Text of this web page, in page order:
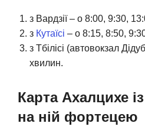
з Вардзії – о 8:00, 9:30,
з Кутаїсі – о 8:15, 8:50,
з Тбілісі (автовокзал
хвилин.
Карта Ахалцихе
на ній фортецею